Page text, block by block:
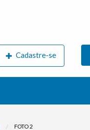
Cadastre-se
FOTO 2